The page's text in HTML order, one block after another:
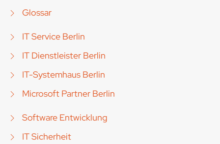
Glossar
IT Service Berlin
IT Dienstleister Berlin
IT-Systemhaus Berlin
Microsoft Partner Berlin
Software Entwicklung
IT Sicherheit